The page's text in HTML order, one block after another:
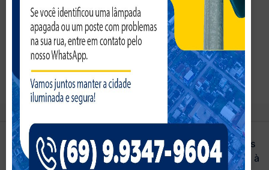
Ativar Modo Leitura
Dimensionar Conteudo 100%
Tamanho da Fonte 100%
Altura da Linha
Espaçamento da Letra
Athus
Secretarias
Acesso à